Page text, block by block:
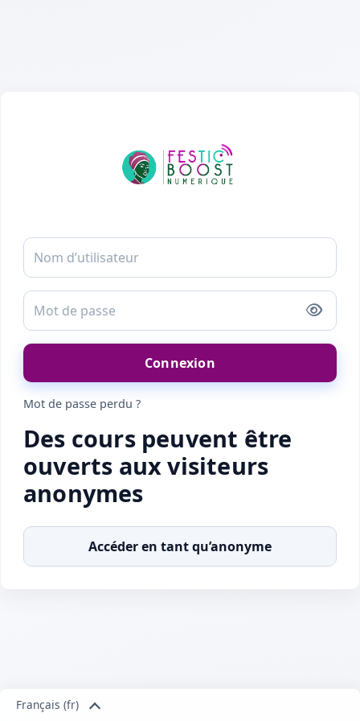
Connexion à Festic Boost
Nom d’utilisateur
Mot de passe
Connexion
Mot de passe perdu ?
Des cours peuvent être
ouverts aux visiteurs
anonymes
Accéder en tant qu’anonyme
Français ‎(fr)‎